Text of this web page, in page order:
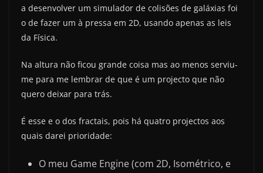
a desenvolver um simulador de colisões de galáxias foi
o de fazer um à pressa em 2D, usando apenas as leis
da Física.
Na altura não ficou grande coisa mas ao menos serviu-
me para me lembrar de que é um projecto que não
quero deixar para trás.
É esse e o dos fractais, pois há quatro projectos aos
quais darei prioridade:
O meu Game Engine (com 2D, Isométrico, e